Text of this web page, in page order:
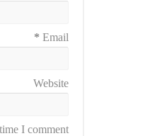
Email
*
Website
I comment.